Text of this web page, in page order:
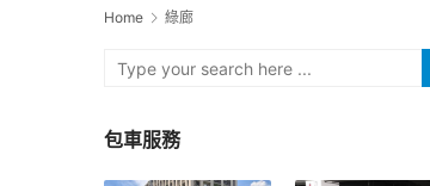
Home 綠廊
包車服務